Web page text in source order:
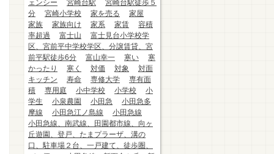
ェンシー
宮崎台駅
宮崎台駅徒歩５
分
宮崎小学校 家を売る
家屋
家族
家族向け 家系 家賃
容積
率超過
富士山
富士見台小学校学
区、宮前平中学校学区、分譲賃貸、宮
前平駅徒歩6分
富山幸一 寒い
寒
かったり
寒く 対価 対象
対面
キッチン
寿命 専修大学
専有面
積
専用庭 小中学校 小学校
小
学生
小泉農園 小田急
小田急多
摩線
小田急江ノ島線
小田急線
小田急線、南武線、田園都市線、向ヶ
丘遊園、登戸、たまプラーザ、溝の
口、駐車場２台、一戸建て、徒歩圏、